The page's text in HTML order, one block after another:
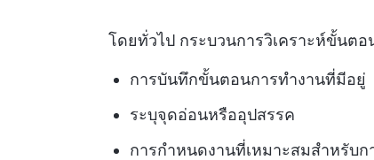
โดยทั่วไป กระบวนการวิเคราะห์ขั้นต
การบันทึกขั้นตอนการทำงานที่มีอยู่
ระบุจุดอ่อนหรืออุปสรรค
การกำหนดงานที่เหมาะสมสำหรับ